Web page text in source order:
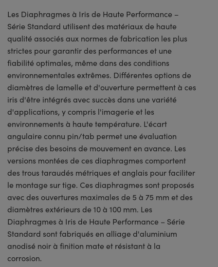
Les Diaphragmes à Iris de Haute Performance –
Série Standard utilisent des matériaux de haute
qualité associés aux normes de fabrication les plus
strictes pour garantir des performances et une
fiabilité optimales, même dans des conditions
environnementales extrêmes. Différentes options de
diamètres de lamelle et d'ouverture permettent à ces
iris d'être intégrés avec succès dans une variété
d'applications, y compris l'imagerie et les
environnements à haute température. L'écart
angulaire connu pin/tab permet une évaluation
précise des besoins de mouvement en avance. Les
versions montées de ces diaphragmes comportent
des trous taraudés métriques et anglais pour faciliter
le montage sur tige. Ces diaphragmes sont proposés
avec des ouvertures maximales de 5 à 75 mm et des
diamètres extérieurs de 10 à 100 mm. Les
Diaphragmes à Iris de Haute Performance – Série
Standard sont fabriqués en alliage d'aluminium
anodisé noir à finition mate et résistant à la
corrosion.